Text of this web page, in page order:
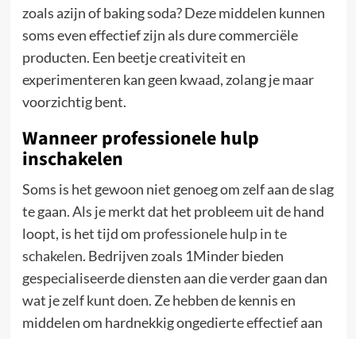
zoals azijn of baking soda? Deze middelen kunnen
soms even effectief zijn als dure commerciële
producten. Een beetje creativiteit en
experimenteren kan geen kwaad, zolang je maar
voorzichtig bent.
Wanneer professionele hulp
inschakelen
Soms is het gewoon niet genoeg om zelf aan de slag
te gaan. Als je merkt dat het probleem uit de hand
loopt, is het tijd om professionele hulp in te
schakelen. Bedrijven zoals 1Minder bieden
gespecialiseerde diensten aan die verder gaan dan
wat je zelf kunt doen. Ze hebben de kennis en
middelen om hardnekkig ongedierte effectief aan